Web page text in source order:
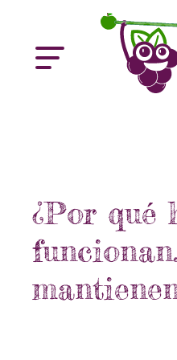
¿Por qué